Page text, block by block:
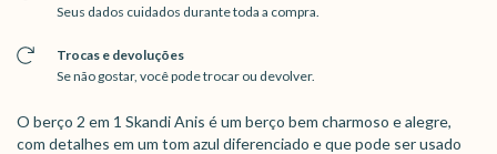
Seus dados cuidados durante toda a compra.
Trocas e devoluções
Se não gostar, você pode trocar ou devolver.
O berço 2 em 1 Skandi Anis é um berço bem charmoso e alegre,
com detalhes em um tom azul diferenciado e que pode ser usado